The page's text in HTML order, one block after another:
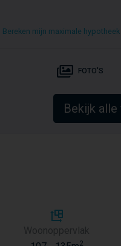
Bereken mijn maximale hypotheek
FOTO'S
Bekijk
Woonoppervlak
2